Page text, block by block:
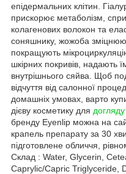
епідермальних клітин.
прискорює метаболізм,
колагенових волокон та
соняшнику, жожоба
покращують
шкірних покривів, надають
внутрішнього сяйва. Щоб
відчуття від салонної
домашніх умовах, варто
дієву косметику для
бренду Eyenlip можна на
крапель препарату за 30
підготовлене обличчя,
Склад : Water, Glycerin,
Caprylic/Capric Triglyceride,